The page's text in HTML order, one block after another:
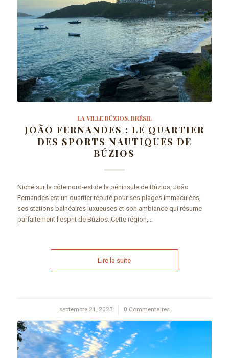
LA VILLE BÚZIOS, BRÉSIL
JOÃO FERNANDES : LE QUARTIER
DES SPORTS NAUTIQUES DE
BÚZIOS
Niché sur la côte nord-est de la péninsule de Búzios, João
Fernandes est un quartier réputé pour ses plages immaculées,
ses stations balnéaires luxueuses et son ambiance qui résume
parfaitement l'esprit de Búzios. Cette région,…
Lire la suite
septembre 21, 2023
/ 0 Commentaires